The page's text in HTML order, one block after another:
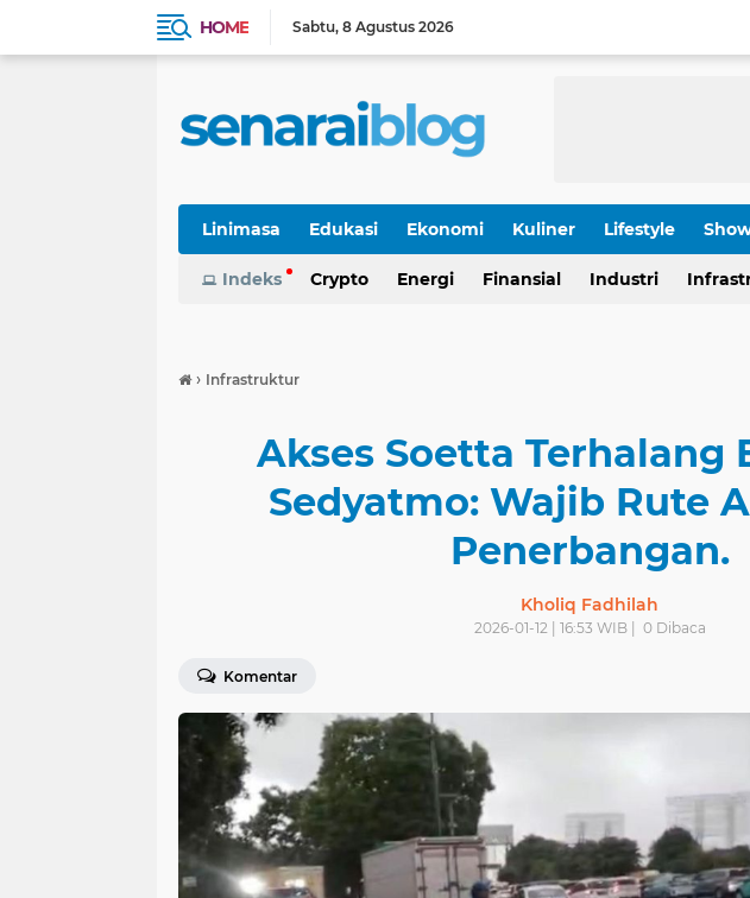
HOME Sabtu 8 Agustus 2026
Linimasa Edukasi Ekonomi Kuliner Lifestyle
Indeks Crypto Energi Finansial Industri
› Infrastruktur
Akses Soetta Terhalang
Sedyatmo: Wajib Rute
Penerbangan.
Kholiq Fadhilah
2026-01-12 | 16:53 WIB | 0Dibaca
Komentar